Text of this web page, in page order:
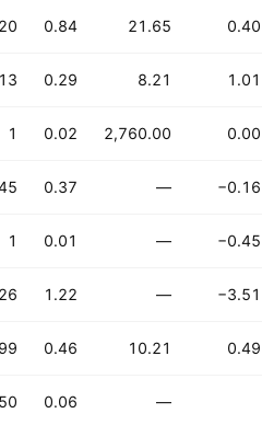
20 0.84 21.65 0.40
13 0.29 8.21 1.01
1 0.02 2,760.00 0.00
0.37 — −0.16
1 0.01 — −0.45
26 1.22 — −3.51
99 0.46 10.21 0.49
50 0.06 —